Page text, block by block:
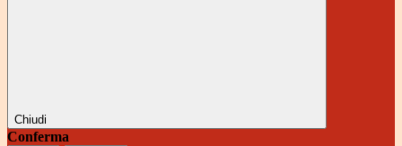
Chiudi
Conferma